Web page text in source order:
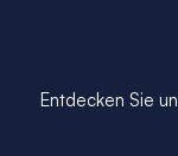
Entdecken Sie